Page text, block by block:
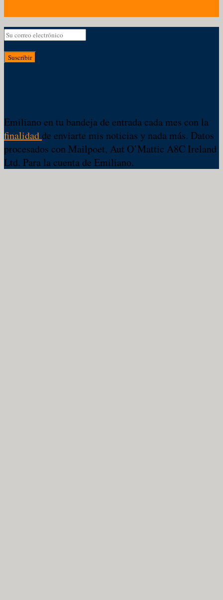
Suscribir
Emiliano en tu bandeja de entrada cada mes con la
finalidadde enviarte mis noticias y nada más. Datos
procesados con Mailpoet, Aut O’Mattic A8C Ireland
Ltd. Para la cuenta de Emiliano.